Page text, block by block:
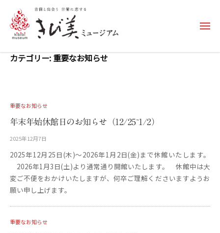
き
び
ュ
ー
ジ
ム
–
k
b
メ
ー
カテゴリー: 重要なお知らせ
重要なお知らせ
年末年始休館日のお知らせ（12/25~1/2）
2025年12月7日
更
新
用
2025年12月25日(木)～2026年1月2日(金)まで休館いたします。
2026年1月3日(土)より通常通り開館いたします。 休館中は大
変ご不便をおかけいたしますが、何卒ご理解くださいますようお
願い申し上げます。
重要なお知らせ